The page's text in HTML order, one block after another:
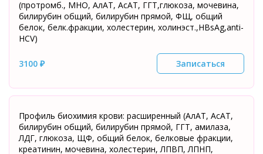
(протромб., МНО, АлАТ, АсАТ, ГГТ,глюкоза, мочевина,
билирубин общий, билирубин прямой, ФЩ, общий
белок, белк.фракции, холестерин, холинэст.,HBsAg,anti-
HCV)
3100 ₽ Записаться
Профиль биохимия крови: расширенный (АлАТ, АсАТ,
билирубин общий, билирубин прямой, ГГТ, амилаза,
ЛДГ, глюкоза, ЩФ, общий белок, белковые фракции,
креатинин, мочевина, холестерин, ЛПВП, ЛПНП,